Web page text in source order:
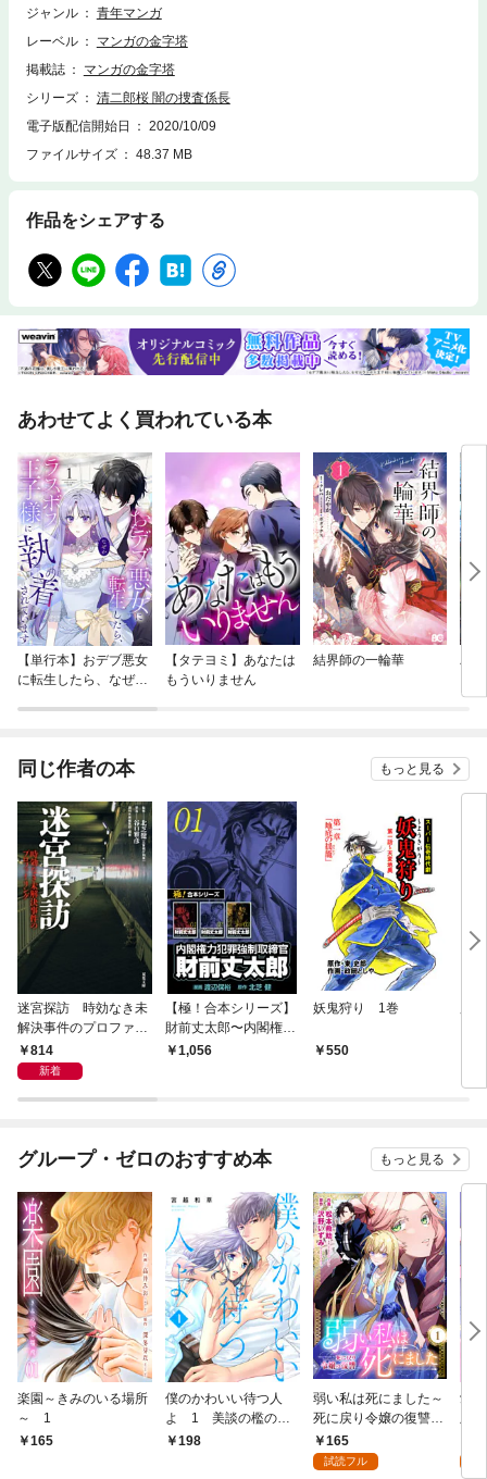
ジャンル
青年マンガ
レーベル
マンガの金字塔
掲載誌
マンガの金字塔
シリーズ
清二郎桜 闇の捜査係長
電子版配信開始日
2020/10/09
ファイルサイズ
48.37 MB
作品をシェアする
あわせてよく買われている本
【単行本】おデブ悪女
に転生したら、なぜか
【タテヨミ】あなたは
もういりません
結界師の一輪華
バ
今
同じ作者の本 もっと見る
迷宮探訪 時効なき未
解決事件のプロファイ
リング
814
新着
【極！合本シリーズ】
財前丈太郎〜内閣権力
犯罪強制取締官〜1巻
1,056
妖鬼狩り 1巻
550
グループ・ゼロのおすすめ本 もっと見る
楽園～きみのいる場所
～ 1
165
僕のかわいい待つ人
よ 1 美談の檻のな
か198
弱い私は死にました～
死に戻り令嬢の復讐
～ 1
165
試読フル
愛